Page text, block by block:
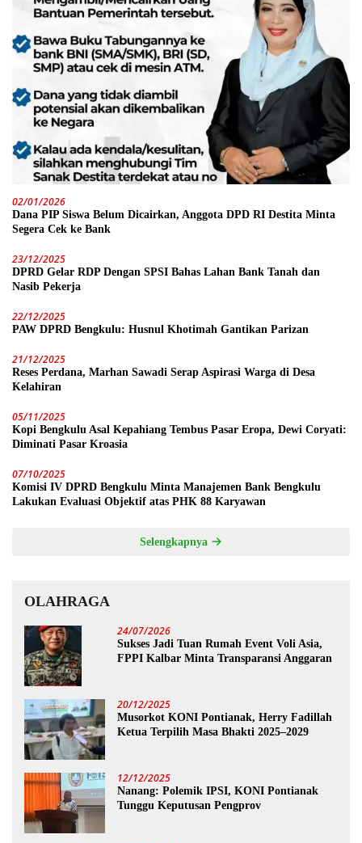
02/01/2026
Dana PIP Siswa Belum Dicairkan, Anggota DPD RI Destita Minta
Segera Cek ke Bank
23/12/2025
DPRD Gelar RDP Dengan SPSI Bahas Lahan Bank Tanah dan
Nasib Pekerja
22/12/2025
PAW DPRD Bengkulu: Husnul Khotimah Gantikan Parizan
21/12/2025
Reses Perdana, Marhan Sawadi Serap Aspirasi Warga di Desa
Kelahiran
05/11/2025
Kopi Bengkulu Asal Kepahiang Tembus Pasar Eropa, Dewi Coryati:
Diminati Pasar Kroasia
07/10/2025
Komisi IV DPRD Bengkulu Minta Manajemen Bank Bengkulu
Lakukan Evaluasi Objektif atas PHK 88 Karyawan
Selengkapnya
OLAHRAGA
24/07/2026
Sukses Jadi Tuan Rumah Event Voli Asia,
FPPI Kalbar Minta Transparansi Anggaran
20/12/2025
Musorkot KONI Pontianak, Herry Fadillah
Ketua Terpilih Masa Bhakti 2025–2029
12/12/2025
Nanang: Polemik IPSI, KONI Pontianak
Tunggu Keputusan Pengprov